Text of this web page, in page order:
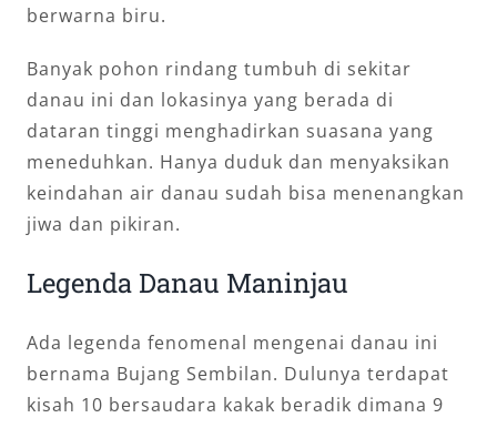
berwarna biru.
Banyak pohon rindang tumbuh di sekitar
danau ini dan lokasinya yang berada di
dataran tinggi menghadirkan suasana yang
meneduhkan. Hanya duduk dan menyaksikan
keindahan air danau sudah bisa menenangkan
jiwa dan pikiran.
Legenda Danau Maninjau
Ada legenda fenomenal mengenai danau ini
bernama Bujang Sembilan. Dulunya terdapat
kisah 10 bersaudara kakak beradik dimana 9